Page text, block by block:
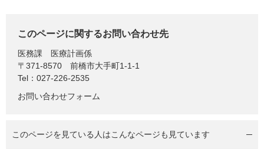
このページに関するお問い合わせ先
医務課
医療計画係
〒371-8570
前橋市大手町1-1-1
Tel：027-226-2535
お問い合わせフォーム
このページを見ている人はこんなページも見ています